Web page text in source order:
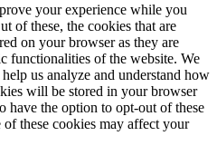
your experience while you
of these, the cookies that are
on your browser as they are
functionalities of the website. We
us analyze and understand how
will be stored in your browser
have the option to opt-out of these
these cookies may affect your